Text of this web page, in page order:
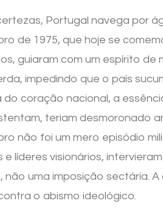
Portugal navega por
de 1975, que hoje se
guiaram com um espírito
impedindo que o país
do coração nacional, a
teriam desmoronado
não foi um mero episódio
e líderes visionários,
não uma imposição sectária.
o abismo ideológico.